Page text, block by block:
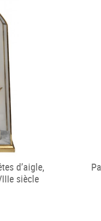
d’aigle,
siècle